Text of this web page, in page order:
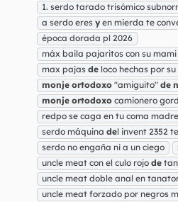
1. serdo tarado trisómico
a serdo eres y en mierda te
época dorada pl 2026
máx baila pajaritos con su
max pajas de loco hechas por
monje ortodoxo "amiguito" de
monje ortodoxo camionero
redpo se caga en tu coma madre
serdo máquina del invent 2352
serdo no engaña ni a un ciego
uncle meat con el culo rojo de
uncle meat doble anal en
uncle meat forzado por negros